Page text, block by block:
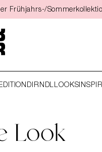
Frühjahrs-/
DIRNDLLOOKS
Look